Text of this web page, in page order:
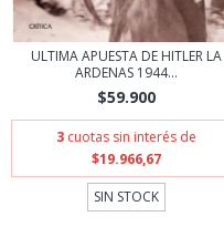
ULTIMA APUESTA DE HITLER LA
ARDENAS 1944...
$59.900
3 cuotas sin interés de
$19.966,67
SIN STOCK